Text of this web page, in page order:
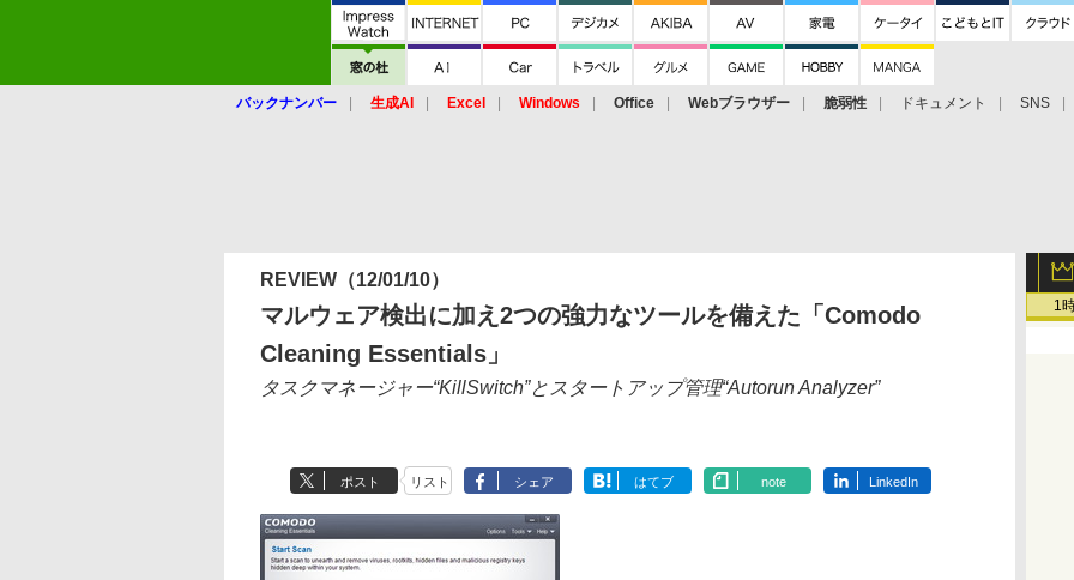
バックナンバー 生成AI Excel Windows Office Webブラウザー 脆弱性 ドキュメント SNS
1
REVIEW （12/01/10）
マルウェア検出に加え2つの強力なツールを備えた「Comodo
Cleaning Essentials」
タスクマネージャー“KillSwitch”とスタートアップ管理“Autorun Analyzer”
ポスト リスト シェア はてブ note LinkedIn